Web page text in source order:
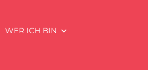
WER ICH BIN